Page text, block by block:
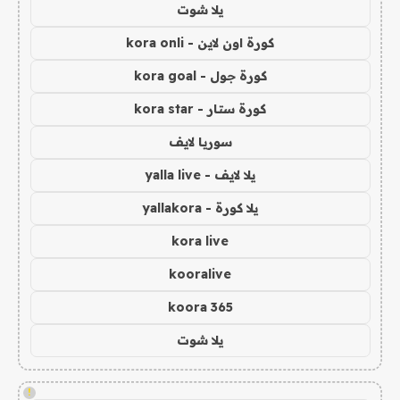
يلا شوت
كورة اون لاين - kora onli
كورة جول - kora goal
كورة ستار - kora star
سوريا لايف
يلا لايف - yalla live
يلا كورة - yallakora
kora live
kooralive
koora 365
يلا شوت
!